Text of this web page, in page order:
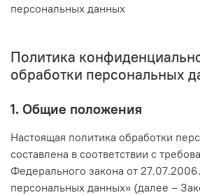
персональных данных
Политика
обработки персональных
1. Общие положения
Настоящая политика обработки
составлена в соответствии с
Федерального закона от
персональных данных» (далее –